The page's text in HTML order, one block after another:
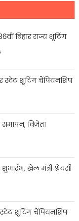
बिहार राज्य शूटिंग
स्टेट शूटिंग चैंपियनशिप
विजेता
खेल मंत्री श्रेयसी
स्टेट शूटिंग चैंपियनशिप